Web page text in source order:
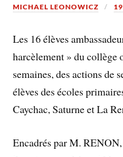
MICHAEL LEONOWICZ
Les 16 élèves
harcèlement » du collège
semaines, des actions de
élèves des écoles
Caychac, Saturne et La
Encadrés par M.